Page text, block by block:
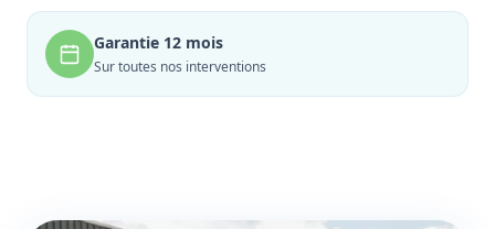
Garantie 12 mois
Sur toutes nos interventions